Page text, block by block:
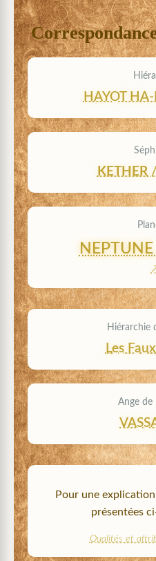
HAYOT HA-
KETHER/
Hiérarchie
Les
Ange de
Pour une
présentées
Qualités et